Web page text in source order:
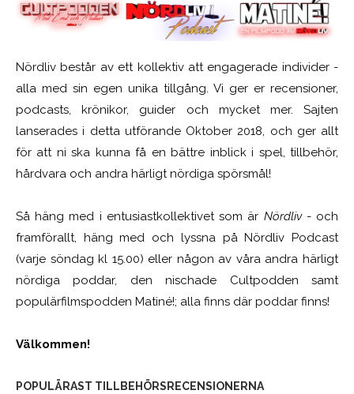
Nördliv består av ett kollektiv att engagerade individer -
alla med sin egen unika tillgång. Vi ger er recensioner,
podcasts, krönikor, guider och mycket mer. Sajten
lanserades i detta utförande Oktober 2018, och ger allt
för att ni ska kunna få en bättre inblick i spel, tillbehör,
hårdvara och andra härligt nördiga spörsmål!
Så häng med i entusiastkollektivet som är Nördliv- och
framförallt, häng med och lyssna på Nördliv Podcast
(varje söndag kl 15.00) eller någon av våra andra härligt
nördiga poddar, den nischade Cultpodden samt
populärfilmspodden Matiné!; alla finns där poddar finns!
Välkommen!
POPULÄRAST TILLBEHÖRSRECENSIONERNA